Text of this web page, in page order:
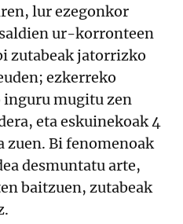
lur ezegonkor
ur-korronteen
zutabeak jatorrizko
ezkerreko
mugitu zen
eta eskuinekoak 4
Bi fenomenoak
desmuntatu arte,
baitzuen, zutabeak